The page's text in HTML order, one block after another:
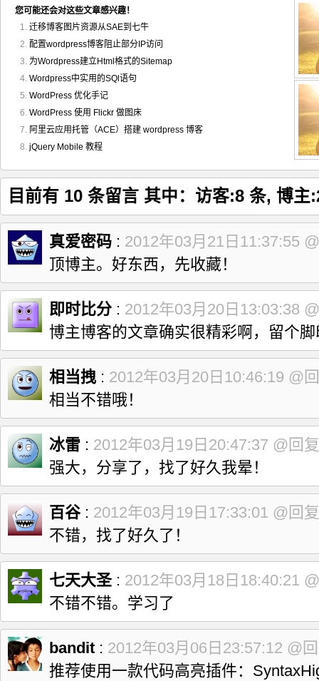
您可能还会对这些文章感兴趣！
迁移博客图片资源从SAE到七牛
配置wordpress博客阻止部分IP访问
为Wordpress建立Html格式的Sitemap
Wordpress中实用的SQl语句
WordPress 优化手记
WordPress 使用 Flickr 做图床
阿里云应用托管（ACE）搭建 wordpress 博客
jQuery Mobile 教程
目前有 10 条留言 其中：访客:8 条, 博主
真爱密码 : 2012年03月21日11:37:55
顶博主。好东西，先收藏！
即时比分 : 2012年03月20日13:03:38
博主博客的文章确实很精彩啊，留个
相当拽 : 2012年03月20日10:46:19 @
相当不错哦！
冰雷 : 2012年03月19日20:47:37 @回复
强大，分享了，找了好久我晕！
百谷: 2012年03月19日17:33:01 @回复
不错，找了好久了！
七天大圣: 2012年03月18日18:40:21
不错不错。学习了
bandit : 2012年03月06日23:57:12 @
推荐使用一款代码高亮插件：